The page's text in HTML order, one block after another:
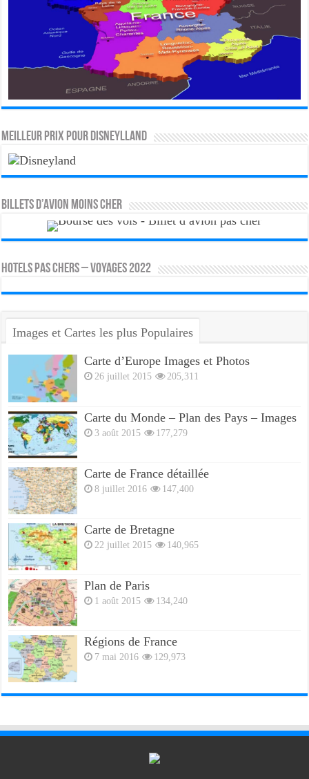
MEILLEUR PRIX POUR DISNEYLLAND
Billets d’avion moins cher
HOTELS PAS CHERS – VOYAGES 2022
Images et Cartes les plus Populaires
Carte d’Europe Images et Photos
26 juillet 2015 205,311
Carte du Monde – Plan des Pays – Images
3 août 2015 177,279
Carte de France détaillée
8 juillet 2016 147,400
Carte de Bretagne
22 juillet 2015 140,965
Plan de Paris
1 août 2015 134,240
Régions de France
7 mai 2016 129,973